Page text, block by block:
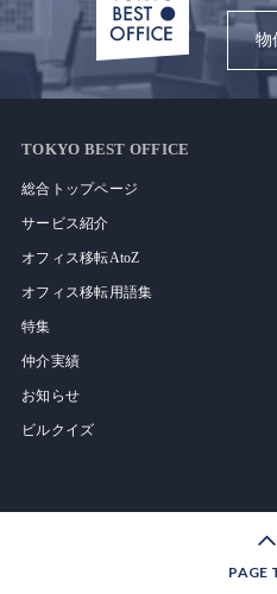
物
TOKYO BEST OFFICE
総合トップページ
サービス紹介
オフィス移転AtoZ
オフィス移転用語集
特集
仲介実績
お知らせ
ビルクイズ
PAGE